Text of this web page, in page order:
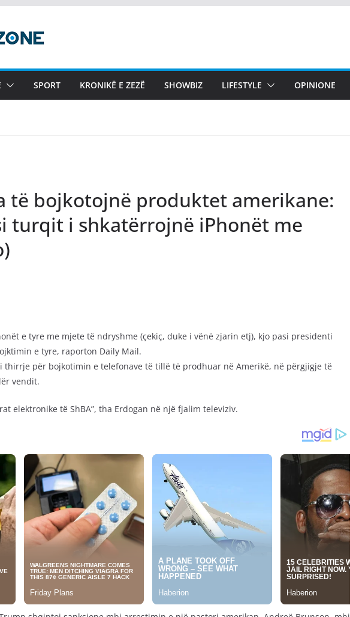
SPORT KRONIKË E ZEZË SHOWBIZ LIFESTYLE OPINIONE
të bojkotojnë produktet amerikane:
turqit i shkatërrojnë iPhonët me
e tyre me mjete të ndryshme (çekiç, duke i vënë zjarin etj), kjo pasi presidenti
e tyre, raporton Daily Mail.
thirrje për bojkotimin e telefonave të tillë të prodhuar në Amerikë, në përgjigje të
vendit.
elektronike të ShBA”, tha Erdogan në një fjalim televiziv.